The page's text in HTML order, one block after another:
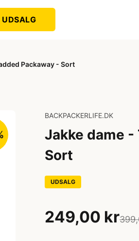
UDSALG
Packaway - Sort
BACKPACKERLIFE.DK
Jakke dame -
Sort
UDSALG
249,00 kr